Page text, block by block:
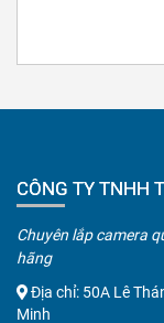
CÔNG TY TNHH
Chuyên lắp camera
hãng
Địa chỉ: 50A Lê
Minh